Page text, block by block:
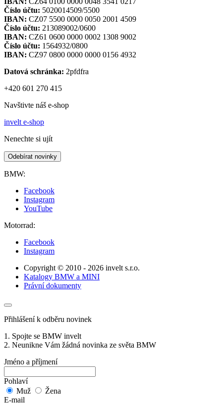
Číslo účtu: 5020014509/5500
IBAN: CZ07 5500 0000 0050 2001 4509
Číslo účtu: 213089002/0600
IBAN: CZ61 0600 0000 0002 1308 9002
Číslo účtu: 1564932/0800
IBAN: CZ97 0800 0000 0000 0156 4932
Datová schránka: 2pfdfra
+420 601 270 415
Navštivte náš e-shop
invelt e-shop
Nenechte si ujít
Odebírat novinky
BMW:
Facebook
Instagram
YouTube
Motorrad:
Facebook
Instagram
Copyright © 2010 - 2026 invelt s.r.o.
Katalogy BMW a MINI
Právní dokumenty
Přihlášení k odběru novinek
1. Spojte se BMW invelt
2. Neunikne Vám žádná novinka ze světa BMW
Jméno a příjmení
Pohlaví
Muž
Žena
E-mail